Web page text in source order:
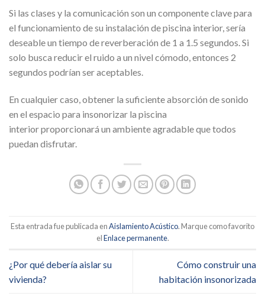
Si las clases y la comunicación son un componente clave para
el funcionamiento de su instalación de piscina interior, sería
deseable un tiempo de reverberación de 1 a 1.5 segundos. Si
solo busca reducir el ruido a un nivel cómodo, entonces 2
segundos podrían ser aceptables.
En cualquier caso, obtener la suficiente absorción de sonido
en el espacio para insonorizar la piscina
interior proporcionará un ambiente agradable que todos
puedan disfrutar.
Esta entrada fue publicada enAislamiento Acústico. Marque como favorito
elEnlace permanente.
¿Por qué debería aislar su
vivienda?
Cómo construir una
habitación insonorizada